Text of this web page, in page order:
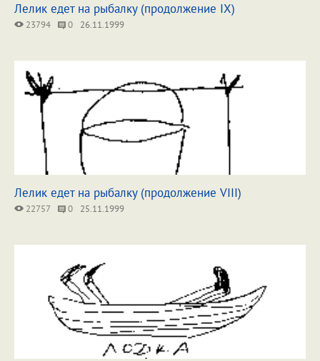
Лелик едет на рыбалку (продолжение IX)
23794 0 26.11.1999
Лелик едет на рыбалку (продолжение VIII)
22757 0 25.11.1999